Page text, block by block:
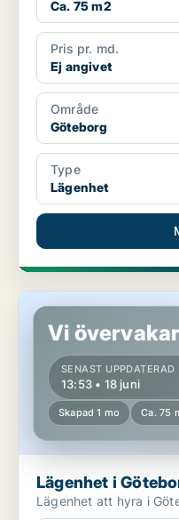
Ca. 75 m2
Pris pr. md.
Ej angivet
Område
Göteborg
Type
Lägenhet
Lägenhet i Göteborg
Vi
SENAST UPPDATERAD
13:53 • 18 juni
Skapad 1 mo Ca. 75
Lägenhet i